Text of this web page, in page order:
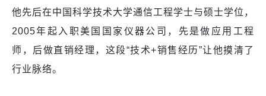
他先后在中国科学技术大学通信工程学士与硕士学位，
2005年起入职美国国家仪器公司，先是做应用工程
师，后做直销经理，这段“技术+销售经历”让他摸清了
行业脉络。